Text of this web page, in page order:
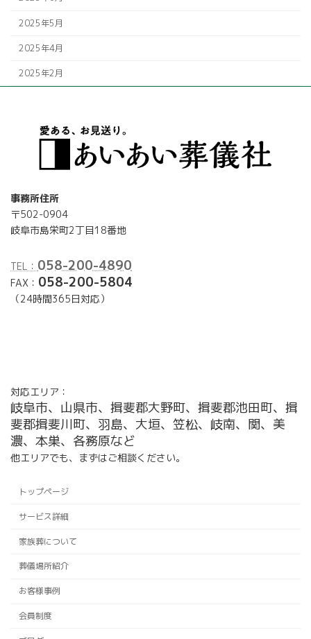
2025年5月
2025年4月
2025年2月
事務所住所
〒502-0904
岐阜市島栄町2丁目18番地
TEL： 058-200-4890
FAX： 058-200-5804
（24時間365日対応）
対応エリア：
岐阜市、山県市、揖斐郡大野町、揖斐郡池田町、揖
斐郡揖斐川町、羽島、大垣、笠松、岐南、関、美
濃、本巣、各務原など
他エリアでも、まずはご相談ください。
トップページ
サービス詳細
家族葬について
葬儀場所紹介
お客様事例
会員制度